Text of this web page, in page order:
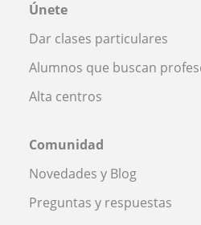
Únete
Dar clases particulares
Alumnos que buscan
Alta centros
Comunidad
Novedades y Blog
Preguntas y respuestas